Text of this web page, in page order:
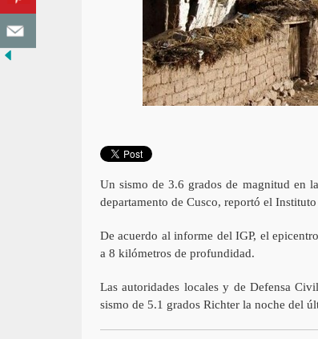
Un sismo de 3.6 grados de magnitud en
departamento de Cusco, reportó el
De acuerdo al informe del IGP, el
a 8 kilómetros de profundidad.
Las autoridades locales y de Defensa
sismo de 5.1 grados Richter la noche del